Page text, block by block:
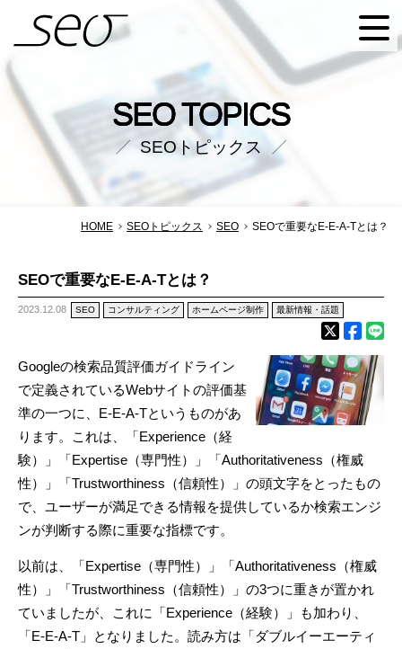
SEO TOPICS
SEOトピックス
HOME SEOトピックス SEO SEOで重要なE-E-A-Tとは？
SEOで重要なE-E-A-Tとは？
2023.12.08 SEO コンサルティング ホームページ制作 最新情報・話題
Googleの検索品質評価ガイドライン
で定義されているWebサイトの評価基
準の一つに、 E-E-A-Tというものがあ
ります。これは、「Experience （経
験）」「Expertise （専門性）」「Authoritativeness （権威
性）」「Trustworthiness （信頼性）」の頭文字をとったもの
で、ユーザーが満足できる情報を提供しているか検索エンジ
ンが判断する際に重要な指標です。
以前は、「Expertise （専門性）」「Authoritativeness （権威
性）」「Trustworthiness （信頼性）」の3つに重きが置かれ
ていましたが、これに「Experience （経験）」も加わり、
「E-E-A-T 」となりました。読み方は「ダブルイーエーティ